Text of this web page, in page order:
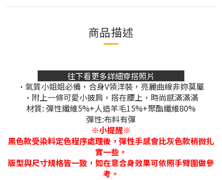
商品描述
往下看更多詳細穿搭照片
•氣質小姐姐必備，合身V領洋裝，亮麗曲線非妳莫屬
•附上一條可愛小披肩，搭在腰上，時尚感滿滿滿
材質: 彈性纖維5%+人造羊毛15%+聚酯纖維80%
彈性:布料有彈
※小提醒※
黑色款受染料定色程序處理後，彈性手感會比灰色款稍微扎
實一些。
版型與尺寸規格皆一致，如在意合身效果可依照手臂圍做參
考。